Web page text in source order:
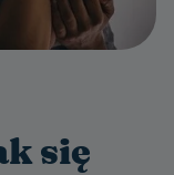
się